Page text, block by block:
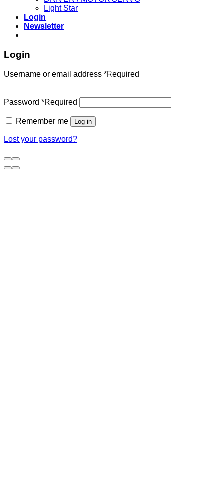
Light Star
Login
Newsletter
Login
Username or email address *Required
Password *Required
Remember me Log in
Lost your password?